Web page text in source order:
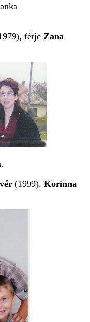
férje Zana
(1999), Korinna